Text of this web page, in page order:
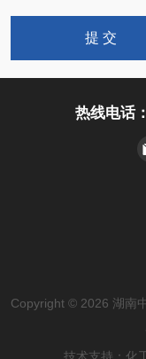
热线电话：
Copyright © 2026 湖南